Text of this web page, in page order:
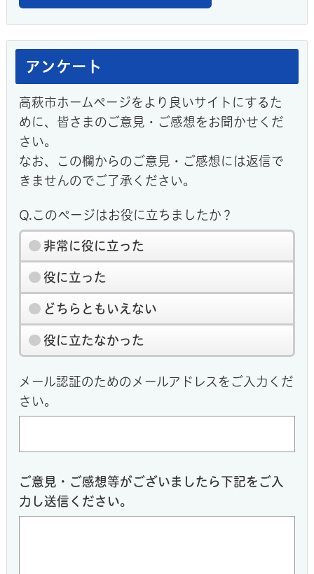
アンケート
高萩市ホームページをより良いサイトにするた
めに、皆さまのご意見・ご感想をお聞かせくだ
さい。
なお、この欄からのご意見・ご感想には返信で
きませんのでご了承ください。
Q.このページはお役に立ちましたか？
非常に役に立った
役に立った
どちらともいえない
役に立たなかった
メール認証のためのメールアドレスをご入力くだ
さい。
ご意見・ご感想等がございましたら下記をご入
力し送信ください。